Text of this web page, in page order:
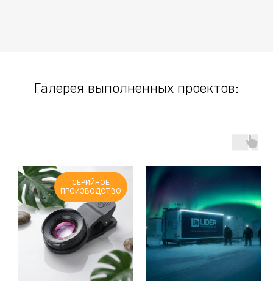
Галерея выполненных проектов:
СЕРИЙНОЕ
ПРОИЗВОДСТВО